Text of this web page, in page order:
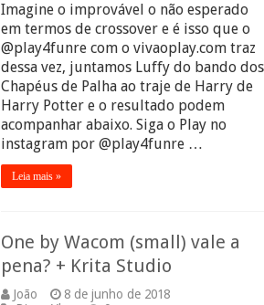
Imagine o improvável o não esperado
em termos de crossover e é isso que o
@play4funre com o vivaoplay.com traz
dessa vez, juntamos Luffy do bando dos
Chapéus de Palha ao traje de Harry de
Harry Potter e o resultado podem
acompanhar abaixo. Siga o Play no
instagram por @play4funre …
Leia mais »
One by Wacom (small) vale a
pena? + Krita Studio
João
8 de junho de 2018